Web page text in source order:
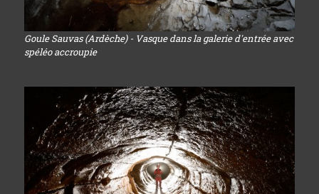
Goule Sauvas (Ardèche) - Vasque dans la galerie d'entrée avec
spéléo accroupie